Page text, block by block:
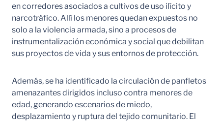
en corredores asociados a cultivos de uso ilícito y
narcotráfico. Allí los menores quedan expuestos no
solo a la violencia armada, sino a procesos de
instrumentalización económica y social que debilitan
sus proyectos de vida y sus entornos de protección.
Además, se ha identificado la circulación de panfletos
amenazantes dirigidos incluso contra menores de
edad, generando escenarios de miedo,
desplazamiento y ruptura del tejido comunitario. El